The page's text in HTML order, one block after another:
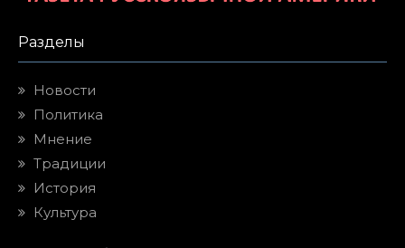
Разделы
Новости
Политика
Мнение
Традиции
История
Культура